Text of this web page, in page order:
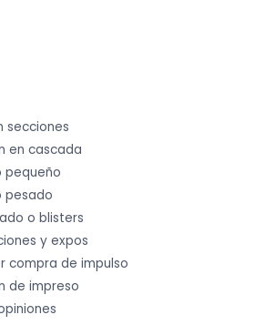
secciones
en cascada
pequeño
pesado
o blisters
y expos
compra de impulso
de impreso